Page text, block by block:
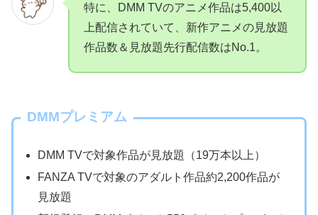
特に、DMM TVのアニメ作品は5,400以
上配信されていて、新作アニメの見放題
作品数＆見放題先行配信数はNo.1。
DMMプレミアム
DMM TVで対象作品が見放題（19万本以上）
FANZA TVで対象のアダルト作品約2,200作品が
見放題